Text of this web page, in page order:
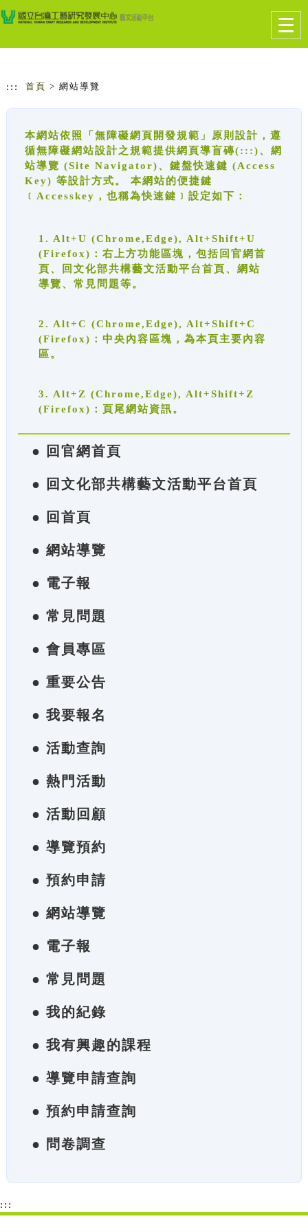
跳到主要內容
網站導覽
::: 首頁 > 網站導覽
本網站依照「無障礙網頁開發規範」原則設計，遵
循無障礙網站設計之規範提供網頁導盲磚(:::)、網
站導覽 (Site Navigator)、鍵盤快速鍵 (Access
Key) 等設計方式。 本網站的便捷鍵
﹝Accesskey，也稱為快速鍵﹞設定如下：
1. Alt+U (Chrome,Edge), Alt+Shift+U
(Firefox)：右上方功能區塊，包括回官網首
頁、回文化部共構藝文活動平台首頁、網站
導覽、常見問題等。
2. Alt+C (Chrome,Edge), Alt+Shift+C
(Firefox)：中央內容區塊，為本頁主要內容
區。
3. Alt+Z (Chrome,Edge), Alt+Shift+Z
(Firefox)：頁尾網站資訊。
● 回官網首頁
● 回文化部共構藝文活動平台首頁
● 回首頁
● 網站導覽
● 電子報
● 常見問題
● 會員專區
● 重要公告
● 我要報名
● 活動查詢
● 熱門活動
● 活動回顧
● 導覽預約
● 預約申請
● 網站導覽
● 電子報
● 常見問題
● 我的紀錄
● 我有興趣的課程
● 導覽申請查詢
● 預約申請查詢
● 問卷調查
:::